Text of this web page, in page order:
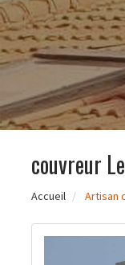
couvreur
Accueil Artisan